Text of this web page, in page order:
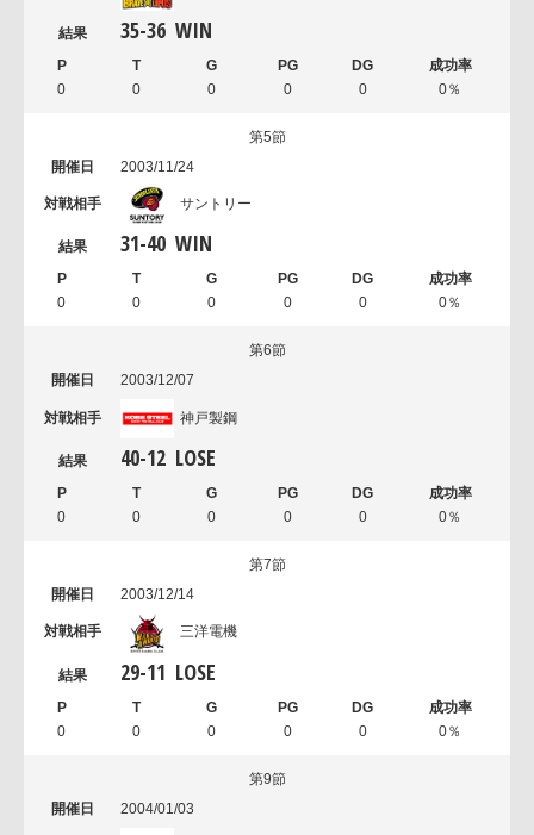
35-36 WIN
0 0 0 0 0 0％
第5節
2003/11/24
サントリー
31-40 WIN
0 0 0 0 0 0％
第6節
2003/12/07
神戸製鋼
40-12 LOSE
0 0 0 0 0 0％
第7節
2003/12/14
三洋電機
29-11 LOSE
0 0 0 0 0 0％
第9節
2004/01/03